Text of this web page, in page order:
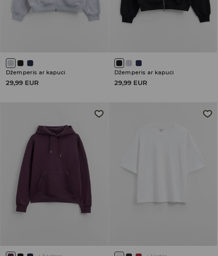
Džemperis ar kapuci
29,99 EUR
Džemperis ar kapuci
29,99 EUR